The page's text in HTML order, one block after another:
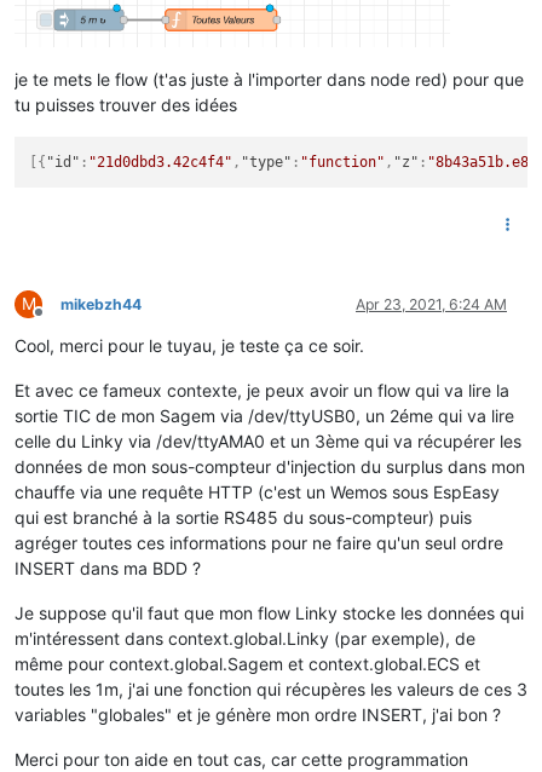
je te mets le flow (t'as juste à l'importer dans node red) pour que
tu puisses trouver des idées
{ "id" : "21d0dbd3.42c4f4" , "type" : "function" , "z" :
M
Offline
mikebzh44 Apr 23, 2021, 6:24 AM
Cool, merci pour le tuyau, je teste ça ce soir.
Et avec ce fameux contexte, je peux avoir un flow qui va lire la
sortie TIC de mon Sagem via /dev/ttyUSB0, un 2éme qui va lire
celle du Linky via /dev/ttyAMA0 et un 3ème qui va récupérer les
données de mon sous-compteur d'injection du surplus dans mon
chauffe via une requête HTTP (c'est un Wemos sous EspEasy
qui est branché à la sortie RS485 du sous-compteur) puis
agréger toutes ces informations pour ne faire qu'un seul ordre
INSERT dans ma BDD ?
Je suppose qu'il faut que mon flow Linky stocke les données qui
m'intéressent dans context.global.Linky (par exemple), de
même pour context.global.Sagem et context.global.ECS et
toutes les 1m, j'ai une fonction qui récupères les valeurs de ces 3
variables "globales" et je génère mon ordre INSERT, j'ai bon ?
Merci pour ton aide en tout cas, car cette programmation